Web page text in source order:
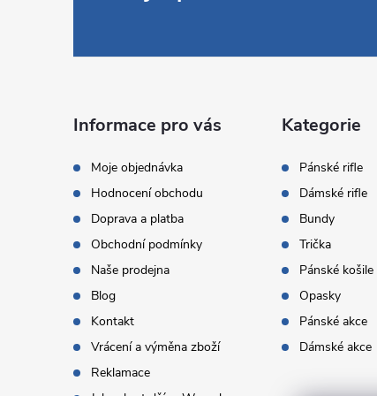
Informace pro vás
Moje objednávka
Hodnocení obchodu
Doprava a platba
Obchodní podmínky
Naše prodejna
Blog
Kontakt
Vrácení a výměna zboží
Reklamace
Kategorie
Pánské rifle
Dámské rifle
Bundy
Trička
Pánské košile
Opasky
Pánské akce
Dámské akce